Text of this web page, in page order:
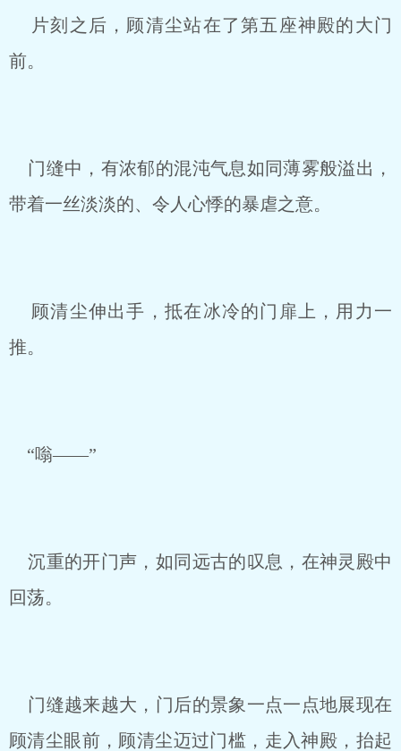
片刻之后，顾清尘站在了第五座神殿的大门
前。
门缝中，有浓郁的混沌气息如同薄雾般溢出，
带着一丝淡淡的、令人心悸的暴虐之意。
顾清尘伸出手，抵在冰冷的门扉上，用力一
推。
“嗡——”
沉重的开门声，如同远古的叹息，在神灵殿中
回荡。
门缝越来越大，门后的景象一点一点地展现在
顾清尘眼前，顾清尘迈过门槛，走入神殿，抬起